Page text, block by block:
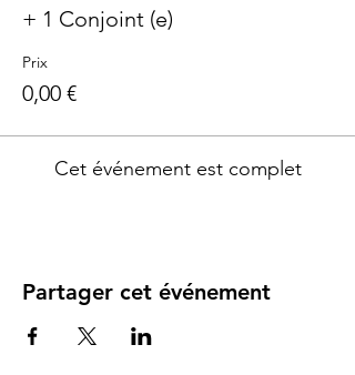
+ 1 Conjoint (e)
Prix
0,00 €
Cet événement est complet
Partager cet événement